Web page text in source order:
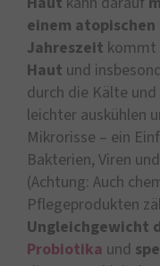
einem atopischen
Jahreszeit kommt
Haut und
durch die Kälte
leichter auskühlen
Mikrorisse – ein
Bakterien, Viren
(Achtung: Auch
Pflegeprodukten
Ungleichgewicht
Probiotika und